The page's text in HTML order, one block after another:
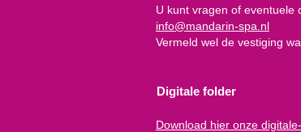
U kunt vragen of eventuele
info@mandarin-spa.nl
Vermeld wel de vestiging
Digitale folder
Download hier onze